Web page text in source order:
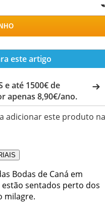
este artigo
e até 1500€ de
apenas 8,90€/ano.
adicionar este produto na
Bodas de Caná em
estão sentados perto dos
milagre.